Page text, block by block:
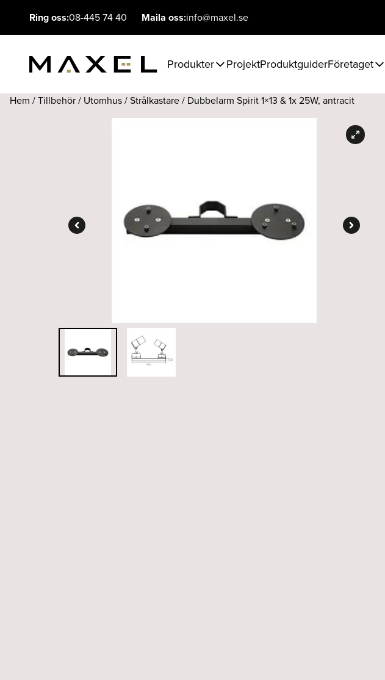
Ring oss:08-445 74 40 Maila oss:info@maxel.se
Produkter ProjektProduktguiderFöretaget
Hem /Tillbehör/ Utomhus/Strålkastare/ Dubbelarm Spirit 1×13 & 1x 25W, antracit